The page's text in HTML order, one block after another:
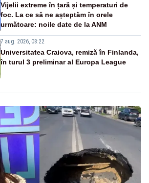
Vijelii extreme în țară și temperaturi de
foc. La ce să ne așteptăm în orele
următoare: noile date de la ANM
7 aug. 2026, 08:22
Universitatea Craiova, remiză în Finlanda,
în turul 3 preliminar al Europa League